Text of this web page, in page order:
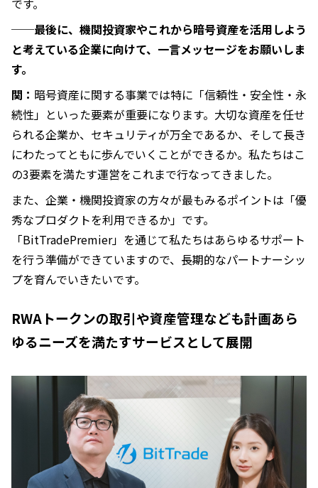
です。
──最後に、機関投資家やこれから暗号資産を活用しよう
と考えている企業に向けて、一言メッセージをお願いしま
す。
関： 暗号資産に関する事業では特に「信頼性・安全性・永
続性」といった要素が重要になります。大切な資産を任せ
られる企業か、セキュリティが万全であるか、そして長き
にわたってともに歩んでいくことができるか。私たちはこ
の3要素を満たす運営をこれまで行なってきました。
また、企業・機関投資家の方々が最もみるポイントは「優
秀なプロダクトを利用できるか」です。
「BitTradePremier」を通じて私たちはあらゆるサポート
を行う準備ができていますので、長期的なパートナーシッ
プを育んでいきたいです。
RWAトークンの取引や資産管理なども計画あら
ゆるニーズを満たすサービスとして展開